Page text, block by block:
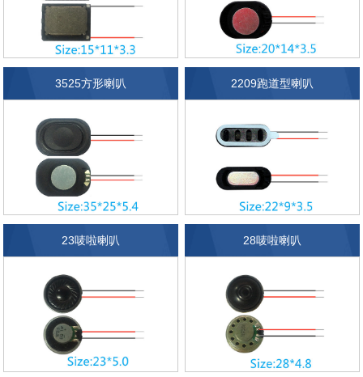
2209跑道型喇叭
3525方形喇叭
23唛啦喇叭 28唛啦喇叭